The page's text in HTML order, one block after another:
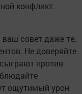
конфликт.
ваш совет даже те,
Не доверяйте
против
ощутимый урон